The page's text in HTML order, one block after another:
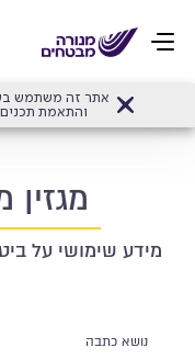
והתאמת
> מגזין
מידע שימושי על
נושא כתבה
כל הכתבות